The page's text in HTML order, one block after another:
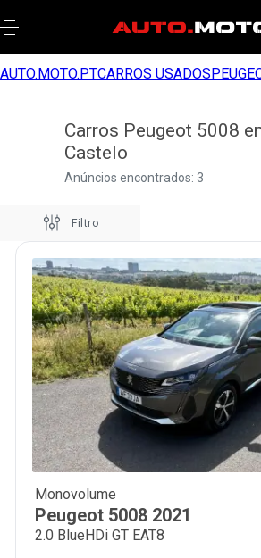
AUTO.MOTO.PTCARROS USADOS
Carros Peugeot 5008
Castelo
Anúncios encontrados: 3
Filtro
Monovolume
Peugeot 5008 2021
2.0 BlueHDi GT EAT8